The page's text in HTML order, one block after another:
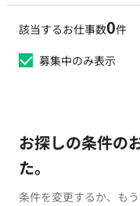
該当するお仕事数0件
募集中のみ表示
お探しの条件の
た。
条件を変更するか、も